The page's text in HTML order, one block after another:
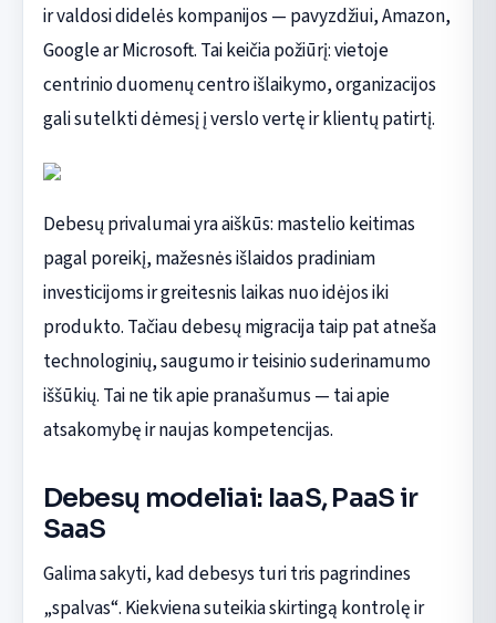
ir valdosi didelės kompanijos — pavyzdžiui, Amazon,
Google ar Microsoft. Tai keičia požiūrį: vietoje
centrinio duomenų centro išlaikymo, organizacijos
gali sutelkti dėmesį į verslo vertę ir klientų patirtį.
Debesų privalumai yra aiškūs: mastelio keitimas
pagal poreikį, mažesnės išlaidos pradiniam
investicijoms ir greitesnis laikas nuo idėjos iki
produkto. Tačiau debesų migracija taip pat atneša
technologinių, saugumo ir teisinio suderinamumo
iššūkių. Tai ne tik apie pranašumus — tai apie
atsakomybę ir naujas kompetencijas.
Debesų modeliai: IaaS, PaaS ir
SaaS
Galima sakyti, kad debesys turi tris pagrindines
„spalvas“. Kiekviena suteikia skirtingą kontrolę ir